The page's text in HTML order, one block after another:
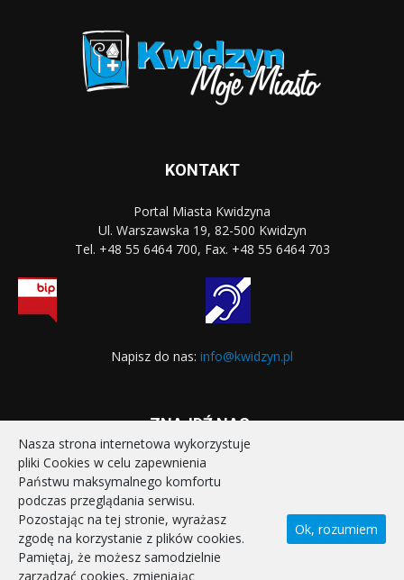
KONTAKT
Portal Miasta Kwidzyna
Ul. Warszawska 19, 82-500 Kwidzyn
Tel. +48 55 6464 700, Fax. +48 55 6464 703
Napisz do nas: info@kwidzyn.pl
ZNAJDŹ NAS:
STRONA GŁÓWNA
REALIZOWANE PROJEKTY
POLITYKA PRYWATNOŚCI
DEKLARACJA DOSTĘPNOŚCI
Nasza strona internetowa wykorzystuje
pliki Cookies w celu zapewnienia
Państwu maksymalnego komfortu
podczas przeglądania serwisu.
Pozostając na tej stronie, wyrażasz
zgodę na korzystanie z plików cookies.
Pamiętaj, że możesz samodzielnie
zarządzać cookies, zmieniając
Ok, rozumiem